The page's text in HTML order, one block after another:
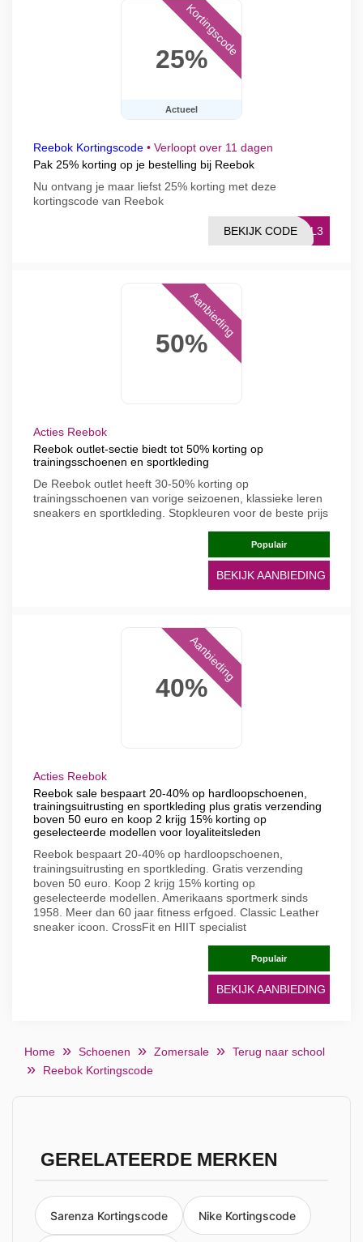
25%
Actueel
Kortingscode
Reebok Kortingscode • Verloopt over 11 dagen
Pak 25% korting op je bestelling bij Reebok
Nu ontvang je maar liefst 25% korting met deze
kortingscode van Reebok
DNL3
BEKIJK CODE
50%
Aanbieding
Acties Reebok
Reebok outlet-sectie biedt tot 50% korting op
trainingsschoenen en sportkleding
De Reebok outlet heeft 30-50% korting op
trainingsschoenen van vorige seizoenen, klassieke leren
sneakers en sportkleding. Stopkleuren voor de beste prijs
Populair
BEKIJK AANBIEDING
40%
Aanbieding
Acties Reebok
Reebok sale bespaart 20-40% op hardloopschoenen,
trainingsuitrusting en sportkleding plus gratis verzending
boven 50 euro en koop 2 krijg 15% korting op
geselecteerde modellen voor loyaliteitsleden
Reebok bespaart 20-40% op hardloopschoenen,
trainingsuitrusting en sportkleding. Gratis verzending
boven 50 euro. Koop 2 krijg 15% korting op
geselecteerde modellen. Amerikaans sportmerk sinds
1958. Meer dan 60 jaar fitness erfgoed. Classic Leather
sneaker icoon. CrossFit en HIIT specialist
Populair
BEKIJK AANBIEDING
Home Schoenen Zomersale
Terug naar school
Reebok Kortingscode
GERELATEERDE MERKEN
Sarenza Kortingscode Nike Kortingscode